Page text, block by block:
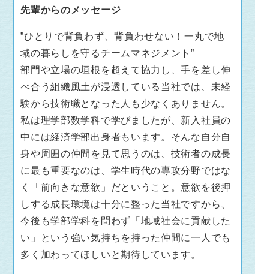
先輩からのメッセージ
”ひとりで背負わず、背負わせない！一丸で地
域の暮らしを守るチームマネジメント”
部門や立場の垣根を超えて協力し、手を差し伸
べ合う組織風土が浸透している当社では、未経
験から技術職となった人も少なくありません。
私は理学部数学科で学びましたが、新入社員の
中には経済学部出身者もいます。そんな自分自
身や周囲の仲間を見て思うのは、技術者の成長
に最も重要なのは、学生時代の専攻分野ではな
く「前向きな意欲」だということ。意欲を後押
しする成長環境は十分に整った当社ですから、
今後も学部学科を問わず「地域社会に貢献した
い」という強い気持ちを持った仲間に一人でも
多く加わってほしいと期待しています。